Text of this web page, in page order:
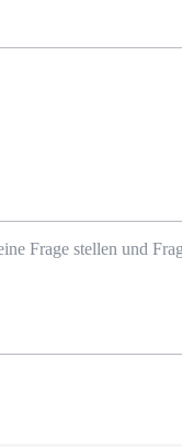
Frage stellen und